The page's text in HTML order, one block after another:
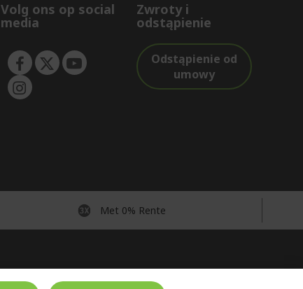
Volg ons op social
media
Zwroty i
odstąpienie
Odstąpienie od
umowy
Met 0% Rente